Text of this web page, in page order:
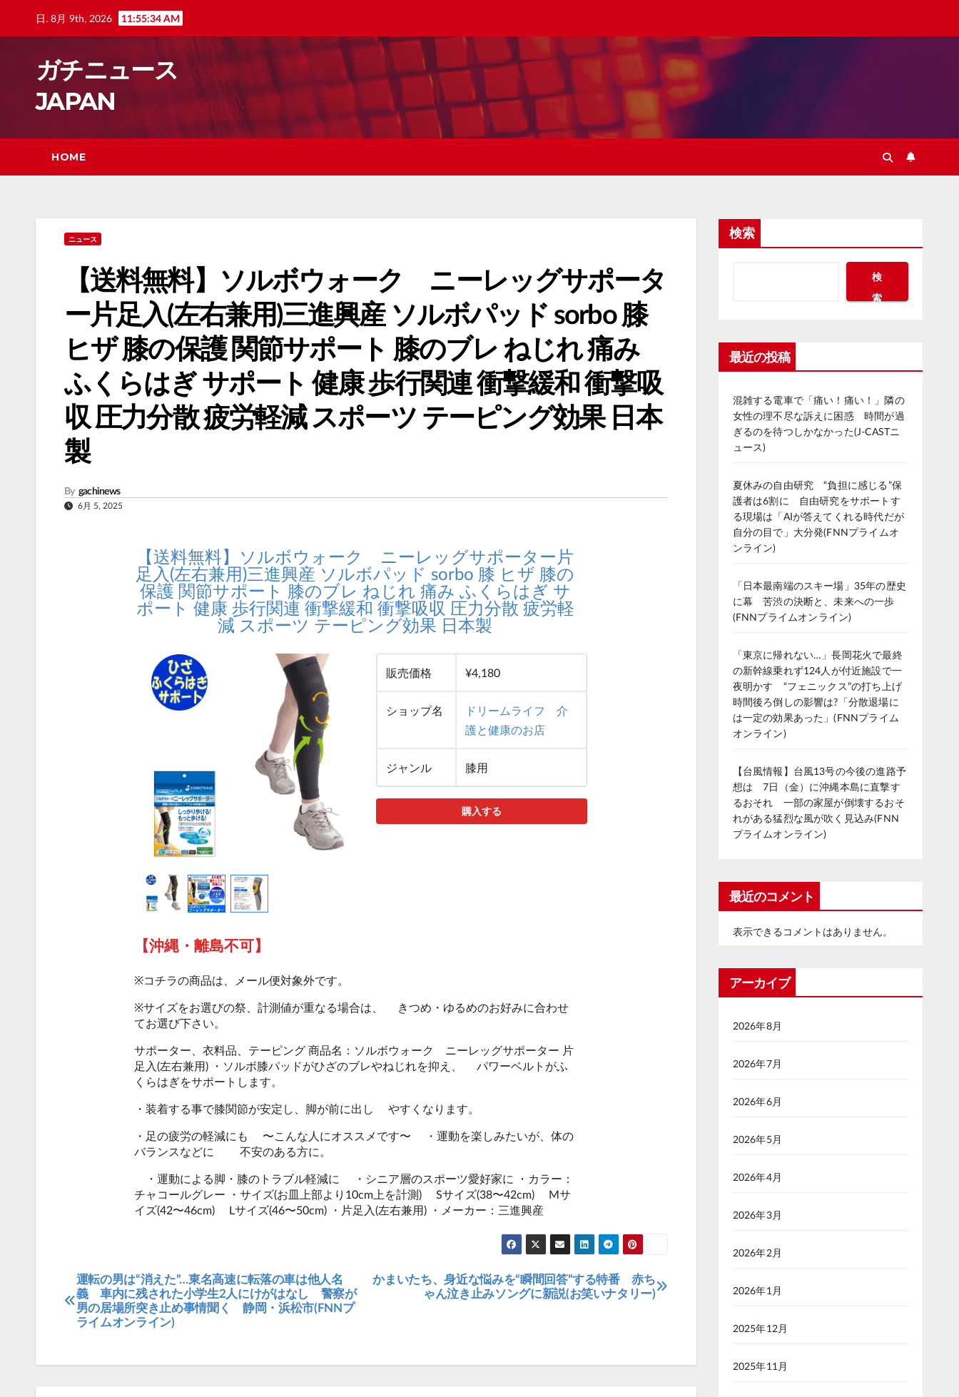
日. 8月 9th, 2026 11:55:35 AM
ガチニュース
JAPAN
HOME
ニュース
【送料無料】ソルボウォーク ニーレッグサポータ
ー片足入(左右兼用)三進興産 ソルボパッド sorbo 膝
ヒザ 膝の保護 関節サポート 膝のブレ ねじれ 痛み
ふくらはぎ サポート 健康 歩行関連 衝撃緩和 衝撃吸
収 圧力分散 疲労軽減 スポーツ テーピング効果 日本
製
By gachinews
6月 5, 2025
【送料無料】ソルボウォーク ニーレッグサポーター片
足入(左右兼用)三進興産 ソルボパッド sorbo 膝 ヒザ 膝の
保護 関節サポート 膝のブレ ねじれ 痛み ふくらはぎ サ
ポート 健康 歩行関連 衝撃緩和 衝撃吸収 圧力分散 疲労軽
減 スポーツ テーピング効果 日本製
販売価格 ¥4,180
ショップ名
ドリームライフ　介
護と健康のお店
ジャンル 膝用
購入する
【沖縄・離島不可】
※コチラの商品は、メール便対象外です。
※サイズをお選びの祭、計測値が重なる場合は、 きつめ・ゆるめのお好みに合わせ
てお選び下さい。
サポーター、衣料品、テーピング 商品名：ソルボウォーク ニーレッグサポーター 片
足入(左右兼用) ・ソルボ膝パッドがひざのブレやねじれを抑え、 パワーベルトがふ
くらはぎをサポートします。
・装着する事で膝関節が安定し、脚が前に出し やすくなります。
・足の疲労の軽減にも 〜こんな人にオススメです〜 ・運動を楽しみたいが、体の
バランスなどに 不安のある方に。
・運動による脚・膝のトラブル軽減に ・シニア層のスポーツ愛好家に ・カラー：
チャコールグレー ・サイズ(お皿上部より10cm上を計測) Sサイズ(38〜42cm) Mサ
イズ(42〜46cm) Lサイズ(46〜50cm) ・片足入(左右兼用) ・メーカー：三進興産
投
稿
ナ
ゲ
かまいたち、身近な悩みを“瞬間回答”する特番 赤ち
ゃん泣き止みソングに新説(お笑いナタリー)
運転の男は“消えた”…東名高速に転落の車は他人名
義 車内に残された小学生2人にけがはなし 警察が
男の居場所突き止め事情聞く 静岡・浜松市(FNNプ
ライムオンライン)
検索
検
索
最近の投稿
混雑する電車で「痛い！痛い！」隣の
女性の理不尽な訴えに困惑 時間が過
ぎるのを待つしかなかった(J-CASTニ
ュース)
夏休みの自由研究 “負担に感じる”保
護者は6割に 自由研究をサポートす
る現場は「AIが答えてくれる時代だが
自分の目で」大分発(FNNプライムオ
ンライン)
「日本最南端のスキー場」35年の歴史
に幕 苦渋の決断と、未来への一歩
(FNNプライムオンライン)
「東京に帰れない…」長岡花火で最終
の新幹線乗れず124人が付近施設で一
夜明かす “フェニックス”の打ち上げ
時間後ろ倒しの影響は?「分散退場に
は一定の効果あった」(FNNプライム
オンライン)
【台風情報】台風13号の今後の進路予
想は 7日（金）に沖縄本島に直撃す
るおそれ 一部の家屋が倒壊するおそ
れがある猛烈な風が吹く見込み(FNN
プライムオンライン)
最近のコメント
表示できるコメントはありません。
アーカイブ
2026年8月
2026年7月
2026年6月
2026年5月
2026年4月
2026年3月
2026年2月
2026年1月
2025年12月
2025年11月